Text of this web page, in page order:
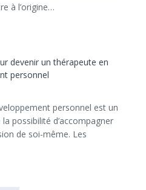
à l’origine…
devenir un thérapeute en
personnel
personnel est un
possibilité d’accompagner
de soi-même. Les